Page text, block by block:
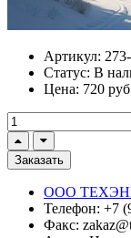
Артикул:
Статус: В
Цена: 720
Заказать
ООО
Телефон: +7
Факс: